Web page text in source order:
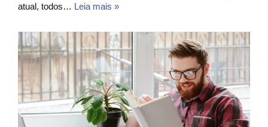
atual, todos… Leia mais »